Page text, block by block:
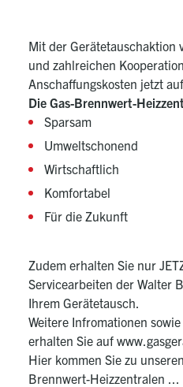
Mit der Gerätetauschaktion
und zahlreichen
Anschaffungskosten jetzt
Die Gas-Brennwert-
Sparsam
Umweltschonend
Wirtschaftlich
Komfortabel
Für die Zukunft
Zudem erhalten Sie nur
Servicearbeiten der Walter
Ihrem Gerätetausch.
Weitere Infromationen
erhalten Sie auf
Hier kommen Sie zu
Brennwert-Heizzentralen ...